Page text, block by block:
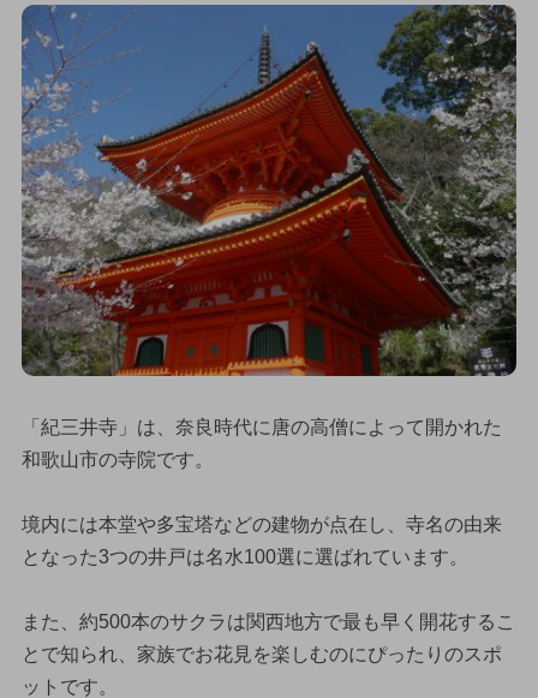
「紀三井寺」は、奈良時代に唐の高僧によって開かれた
和歌山市の寺院です。
境内には本堂や多宝塔などの建物が点在し、寺名の由来
となった3つの井戸は名水100選に選ばれています。
また、約500本のサクラは関西地方で最も早く開花するこ
とで知られ、家族でお花見を楽しむのにぴったりのスポ
ットです。